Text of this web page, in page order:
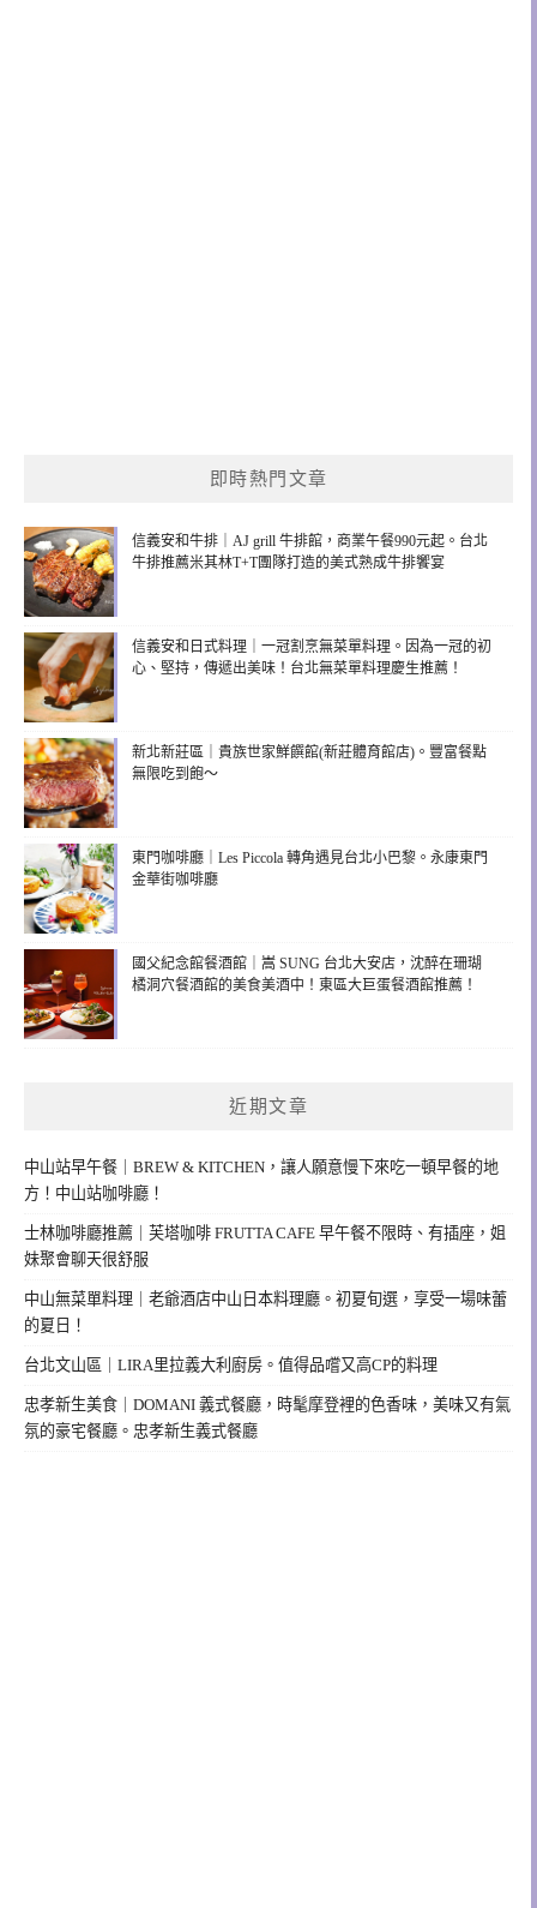
即時熱門文章
信義安和牛排｜AJ grill 牛排館，商業午餐990元起。台北
牛排推薦米其林T+T團隊打造的美式熟成牛排饗宴
信義安和日式料理｜一冠割烹無菜單料理。因為一冠的初
心、堅持，傳遞出美味！台北無菜單料理慶生推薦！
新北新莊區｜貴族世家鮮饌館(新莊體育館店)。豐富餐點
無限吃到飽～
東門咖啡廳｜Les Piccola 轉角遇見台北小巴黎。永康東門
金華街咖啡廳
國父紀念館餐酒館｜嵩 SUNG 台北大安店，沈醉在珊瑚
橘洞穴餐酒館的美食美酒中！東區大巨蛋餐酒館推薦！
近期文章
中山站早午餐｜BREW & KITCHEN，讓人願意慢下來吃一頓早餐的地
方！中山站咖啡廳！
士林咖啡廳推薦｜芙塔咖啡 FRUTTA CAFE 早午餐不限時、有插座，姐
妹聚會聊天很舒服
中山無菜單料理｜老爺酒店中山日本料理廳。初夏旬選，享受一場味蕾
的夏日！
台北文山區｜LIRA里拉義大利廚房。值得品嚐又高CP的料理
忠孝新生美食｜DOMANI 義式餐廳，時髦摩登裡的色香味，美味又有氣
氛的豪宅餐廳。忠孝新生義式餐廳